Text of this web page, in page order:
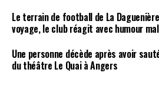
Le terrain de football de La
voyage, le club réagit avec humour
Une personne décède après avoir
du théâtre Le Quai à Angers